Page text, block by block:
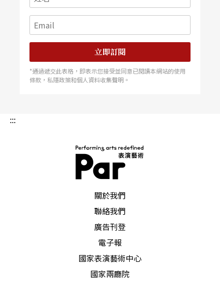
壓軸的克里斯汀．麥克布萊是二○一六年葛萊美 Be
st Improvised Jazz Solo 獎項得主，他除了在演奏
及教育上有顯著成就與貢獻之外，同時又擔任美國
相當重要爵士音樂節的藝術總監，也主持電台節
斯手，從小耳濡目染，麥克布萊承襲了東岸bob爵
士傳統，他的音樂風格永遠嘗試保持平衡，無論是
電貝斯的活力與質感，或原音貝斯的低調優雅，特
質是能在bob傳統與音樂創新上面做融合。
爵士樂老將查爾斯．洛依德曾在南加州大學攻讀音
樂碩士學位，畢業後加入樂團，一九六六年他帶領
一個四重奏團，成員包含Keith Jarrett、Cecil McBe
e與Jack DeJohnette，目前都是巨星級的人物，有
關查爾斯．洛依德的音樂發展，幾乎可以涵蓋一部
立即訂閱
*通過遞交此表格，即表示您接受並同意已閱讀本網站的使用
條款，私隱政策和個人資料收集聲明。
:::
關於我們
聯絡我們
廣告刊登
電子報
國家表演藝術中心
國家兩廳院